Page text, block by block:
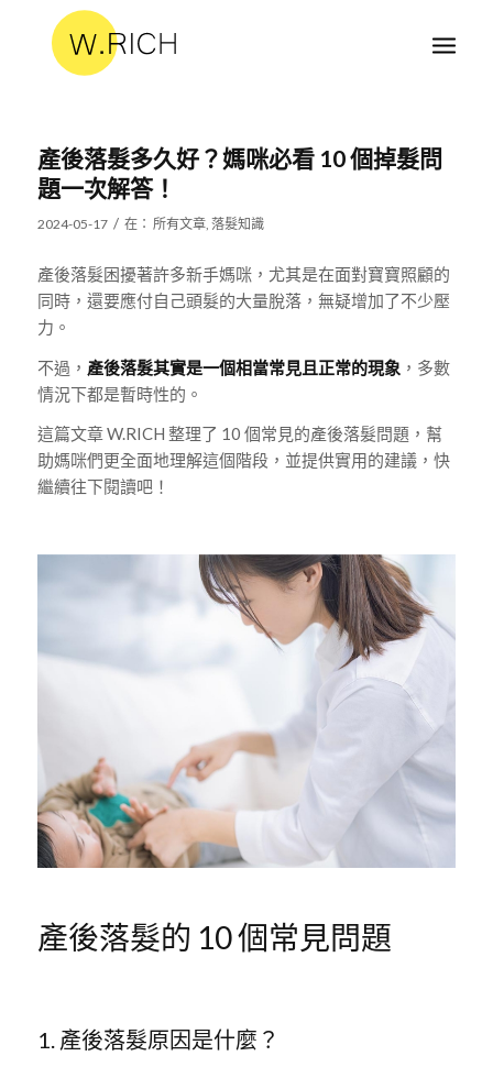
產後落髮多久好？媽咪必看 10 個掉髮問
題一次解答！
2024-05-17 / 在： 所有文章, 落髮知識
產後落髮困擾著許多新手媽咪，尤其是在面對寶寶照顧的
同時，還要應付自己頭髮的大量脫落，無疑增加了不少壓
力。
不過， 產後落髮其實是一個相當常見且正常的現象 ，多數
情況下都是暫時性的。
這篇文章 W.RICH 整理了 10 個常見的產後落髮問題，幫
助媽咪們更全面地理解這個階段，並提供實用的建議，快
繼續往下閱讀吧！
產後落髮的 10 個常見問題
1. 產後落髮原因是什麼？